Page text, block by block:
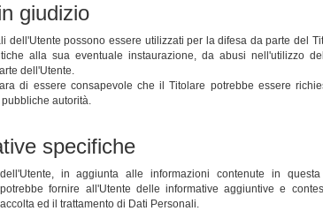
giudizio
dell'Utente possono essere utilizzati per la difesa da parte del
alla sua eventuale instaurazione, da abusi nell'utilizzo
dell'Utente.
di essere consapevole che il Titolare potrebbe essere
autorità.
specifiche
in aggiunta alle informazioni contenute in
fornire all'Utente delle informative aggiuntive e
ed il trattamento di Dati Personali.